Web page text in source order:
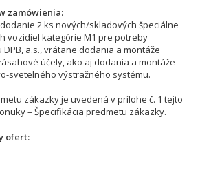
zamówienia
2 ks nových/skladových špeciálne
vozidiel kategórie M1 pre potreby
a.s., vrátane dodania a montáže
účely, ako aj dodania a montáže
svetelného výstražného systému.
zákazky je uvedená v prílohe č. 1 tejto
– Špecifikácia predmetu zákazky.
ofert